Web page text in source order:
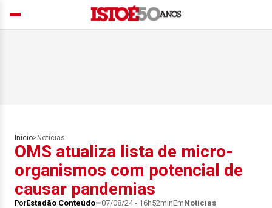
Início> Notícias
OMS atualiza lista de micro-
organismos com potencial de
causar pandemias
PorEstadão Conteúdo 07/08/24 - 16h52minEmNotícias